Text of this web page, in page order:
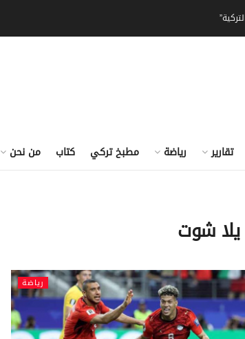
تقارير رياضة مطبخ تركي كتاب من نحن
يلا شوت
رياضة